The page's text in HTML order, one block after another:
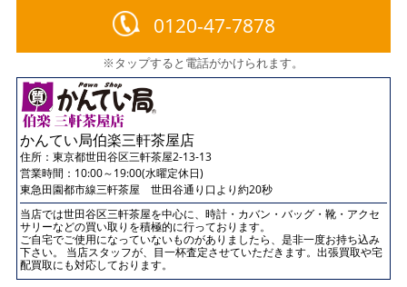
0120-47-7878
※タップすると電話がかけられます。
かんてい局伯楽三軒茶屋店
住所： 東京都世田谷区三軒茶屋2-13-13
営業時間：10:00～19:00(水曜定休日)
東急田園都市線三軒茶屋 世田谷通り口より約20秒
当店では世田谷区三軒茶屋を中心に、時計・カバン・バッグ・靴・アクセ
サリーなどの買い取りを積極的に行っております。
ご自宅でご使用になっていないものがありましたら、是非一度お持ち込み
下さい。 当店スタッフが、目一杯査定させていただきます。出張買取や宅
配買取にも対応しております。